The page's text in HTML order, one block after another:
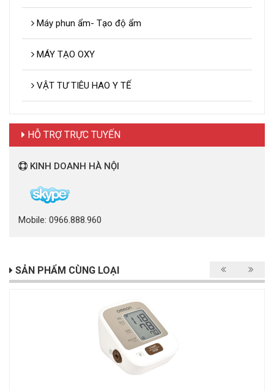
Máy phun ẩm- Tạo độ ẩm
MÁY TẠO OXY
VẬT TƯ TIÊU HAO Y TẾ
HỖ TRỢ TRỰC TUYẾN
KINH DOANH HÀ NỘI
Mobile: 0966.888.960
SẢN PHẨM CÙNG LOẠI